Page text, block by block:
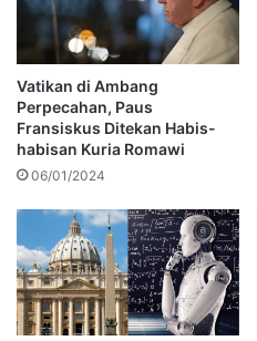
Vatikan di Ambang
Perpecahan, Paus
Fransiskus Ditekan Habis-
habisan Kuria Romawi
06/01/2024